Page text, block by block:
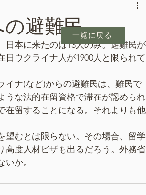
避難民
日本に来たのは13人のみ。避難民が
ウクライナ人が1900人と限られて
イナ(など)からの避難民は、難民で
うな法的在留資格で滞在が認められ
在留することになる。それよりも他
望むとは限らない。その場合、留学
高度人材ビザも出るだろう。外務省
か。
一覧に戻る